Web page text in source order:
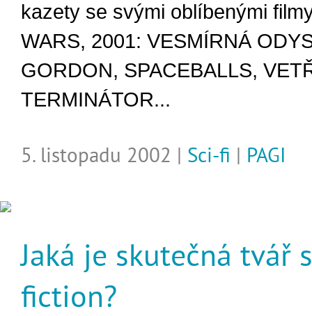
kazety se svými oblíbenými
WARS, 2001: VESMÍRNÁ
GORDON, SPACEBALLS,
TERMINÁTOR...
5. listopadu 2002 | Sci-fi | PAGI
Jaká je skutečná tvář
fiction?